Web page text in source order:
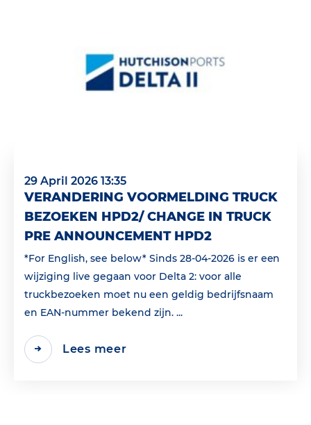
29 April 2026 13:35
VERANDERING VOORMELDING TRUCK
BEZOEKEN HPD2/ CHANGE IN TRUCK
PRE ANNOUNCEMENT HPD2
*For English, see below* Sinds 28-04-2026 is er een
wijziging live gegaan voor Delta 2: voor alle
truckbezoeken moet nu een geldig bedrijfsnaam
en EAN‑nummer bekend zijn. ...
Lees meer